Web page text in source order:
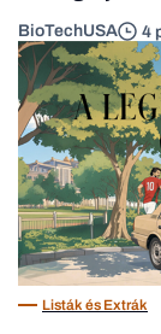
BioTechUSA 4
Listák és Extrák